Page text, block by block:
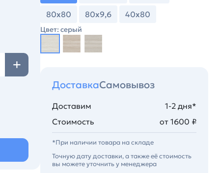
80х80
80х9,6 40х80
Цвет: серый
ДоставкаСамовывоз
Доставим
1-2 дня*
Стоимость
от 1600 ₽
*При наличии товара на складе
Точную дату доставки, а также её стоимость
вы можете уточнить у менеджера